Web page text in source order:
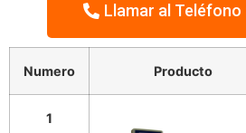
Llamar al Teléfono
Numero Producto
1